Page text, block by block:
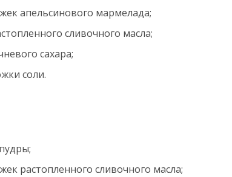
апельсинового мармелада;
сливочного масла;
сахара;
соли.
растопленного сливочного масла;